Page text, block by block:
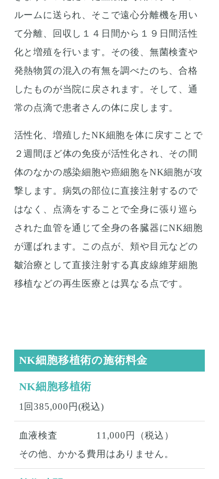
ルームに送られ、そこで遠心分離機を用い
て分離、回収し１４日間から１９日間活性
化と増殖を行います。その後、無菌検査や
発熱物質の混入の有無を調べたのち、合格
したものが当院に戻されます。そして、通
常の点滴で患者さんの体に戻します。
活性化、増殖したNK細胞を体に戻すことで
２週間ほど体の免疫が活性化され、その間
体のなかの感染細胞や癌細胞をNK細胞が攻
撃します。病気の部位に直接注射するので
はなく、点滴をすることで全身に張り巡ら
された血管を通じて全身の各臓器にNK細胞
が運ばれます。この点が、頬や目元などの
皺治療として直接注射する真皮線維芽細胞
移植などの再生医療とは異なる点です。
NK細胞移植術の施術料金
NK細胞移植術
1回385,000円(税込)
血液検査 11,000円（税込）
その他、かかる費用はありません。